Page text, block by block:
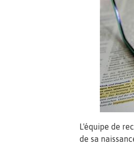
L'équipe de
de sa